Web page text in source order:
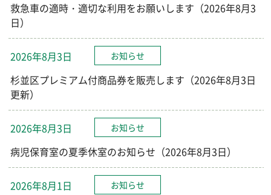
救急車の適時・適切な利用をお願いします（2026年8月3
日）
2026年8月3日 お知らせ
杉並区プレミアム付商品券を販売します（2026年8月3日
更新）
2026年8月3日 お知らせ
病児保育室の夏季休室のお知らせ（2026年8月3日）
2026年8月1日 お知らせ